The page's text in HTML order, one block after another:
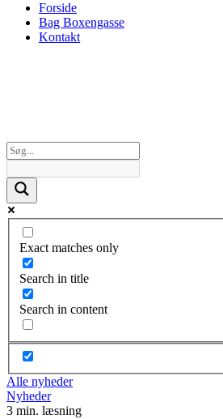
Forside
Bag Boxengasse
Kontakt
Exact matches only
Search in title
Search in content
Alle nyheder
Nyheder
3 min. læsning